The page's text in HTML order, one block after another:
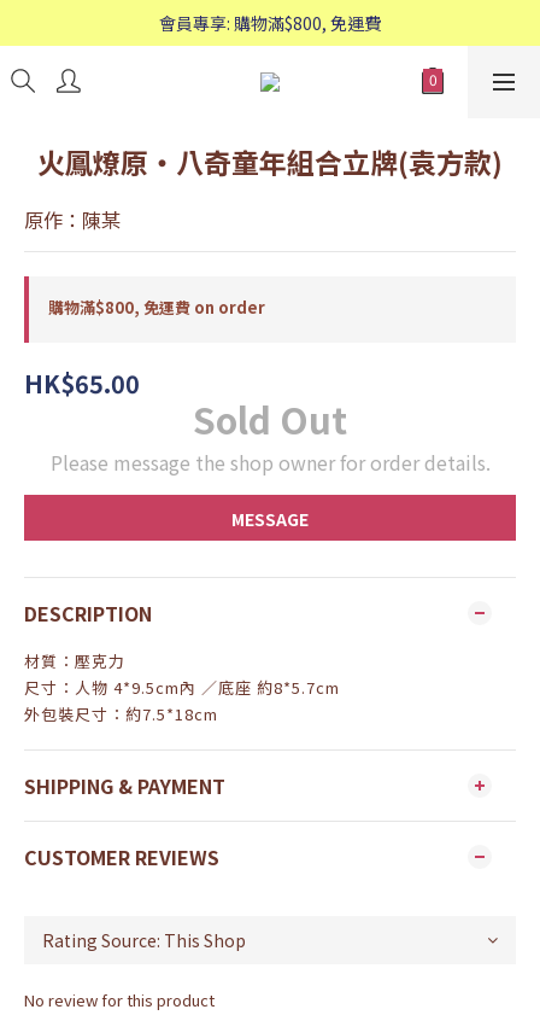
歡迎WhatsApp查詢：95588661
會員專享: 購物滿$800, 免運費
歡迎WhatsApp查詢：95588661
火鳳燎原‧八奇童年組合立牌(袁方款)
原作：陳某
購物滿$800, 免運費 on order
HK$65.00
Sold Out
Please message the shop owner for order details.
MESSAGE
DESCRIPTION
材質：壓克力
尺寸：人物 4*9.5cm內 ／底座 約8*5.7cm
外包裝尺寸：約7.5*18cm
SHIPPING & PAYMENT
CUSTOMER REVIEWS
No review for this product